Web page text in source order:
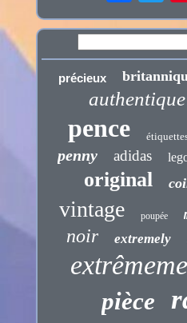
précieux
authentique
pence
penny adidas
original
vintage poupée
noir extremely
pièce